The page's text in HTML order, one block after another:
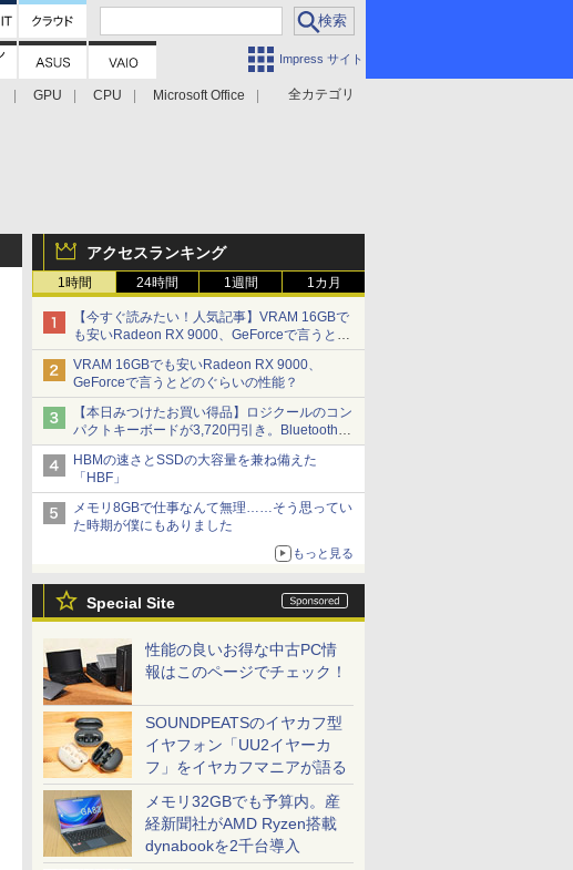
Impress サイト
全カテゴリ
GPU CPU
Microsoft Office
アクセスランキング
1時間 24時間 1週間 1カ月
【今すぐ読みたい！人気記事】VRAM 16GBで
も安いRadeon RX 9000、GeForceで言うとど
のぐらいの性能？ - PC Watch
VRAM 16GBでも安いRadeon RX 9000、
GeForceで言うとどのぐらいの性能？
【本日みつけたお買い得品】ロジクールのコン
パクトキーボードが3,720円引き。Bluetoothで3
台接続対応
HBMの速さとSSDの大容量を兼ね備えた
「HBF」
メモリ8GBで仕事なんて無理……そう思ってい
た時期が僕にもありました
もっと見る
Special Site
性能の良いお得な中古PC情
報はこのページでチェック！
SOUNDPEATSのイヤカフ型
イヤフォン「UU2イヤーカ
フ」をイヤカフマニアが語る
メモリ32GBでも予算内。産
経新聞社がAMD Ryzen搭載
dynabookを2千台導入